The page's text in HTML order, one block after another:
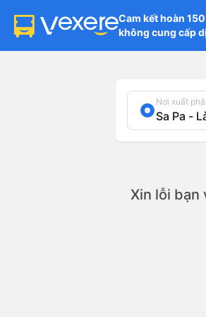
Cam kết hoàn
không cung cấp
Nơi xuất
Xin lỗi bạn